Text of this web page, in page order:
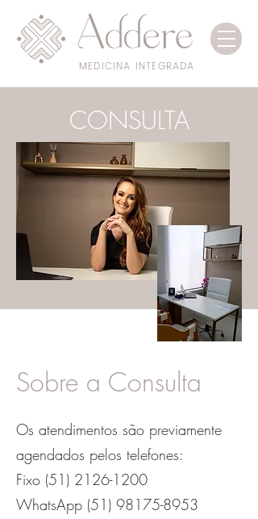
MEDICINA INTEGRADA
CONSULTA
Sobre a Consulta
Os atendimentos são previamente
agendados pelos telefones:
Fixo (51) 2126-1200
WhatsApp (51) 98175-8953